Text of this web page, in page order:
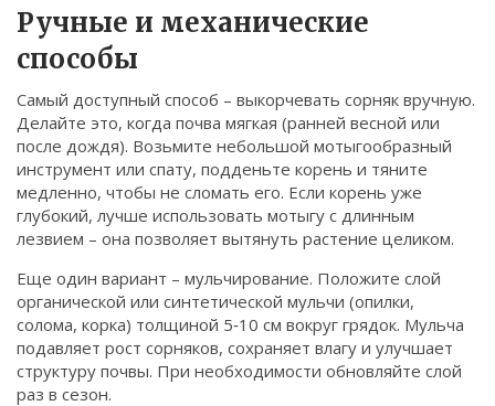
Ручные и механические
способы
Самый доступный способ – выкорчевать сорняк вручную.
Делайте это, когда почва мягкая (ранней весной или
после дождя). Возьмите небольшой мотыгообразный
инструмент или спату, подденьте корень и тяните
медленно, чтобы не сломать его. Если корень уже
глубокий, лучше использовать мотыгу с длинным
лезвием – она позволяет вытянуть растение целиком.
Еще один вариант – мульчирование. Положите слой
органической или синтетической мульчи (опилки,
солома, корка) толщиной 5‑10 см вокруг грядок. Мульча
подавляет рост сорняков, сохраняет влагу и улучшает
структуру почвы. При необходимости обновляйте слой
раз в сезон.